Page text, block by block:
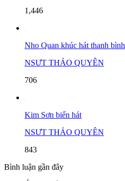
1,446
Nho Quan khúc hát thanh bình
NSƯT THẢO QUYÊN
706
Kim Sơn biển hát
NSƯT THẢO QUYÊN
843
Bình luận gần đây